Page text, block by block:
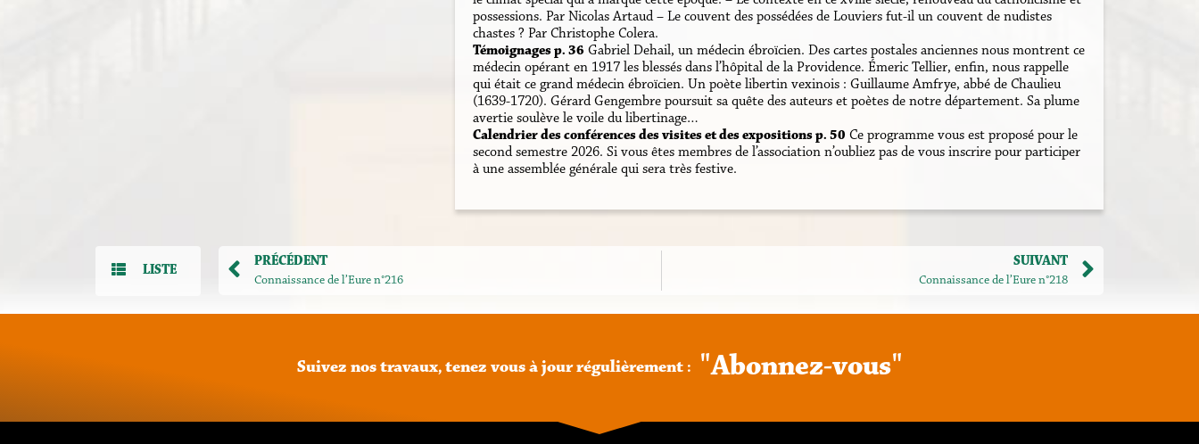
possessions. Par Nicolas Artaud – Le couvent des possédées de Louviers fut-il un couvent de nudistes
chastes ? Par Christophe Colera.
Témoignages p. 36Gabriel Dehail, un médecin ébroïcien. Des cartes postales anciennes nous montrent ce
médecin opérant en 1917 les blessés dans l’hôpital de la Providence. Émeric Tellier, enfin, nous rappelle
qui était ce grand médecin ébroïcien. Un poète libertin vexinois : Guillaume Amfrye, abbé de Chaulieu
(1639-1720). Gérard Gengembre poursuit sa quête des auteurs et poètes de notre département. Sa plume
avertie soulève le voile du libertinage…
Calendrier des conférences des visites et des expositions p. 50 Ce programme vous est proposé pour le
second semestre 2026. Si vous êtes membres de l’association n’oubliez pas de vous inscrire pour participer
à une assemblée générale qui sera très festive.
LISTE
PRÉCÉDENT
Connaissance de l’Eure n°216
SUIVANT
Connaissance de l’Eure n°218
Suivez nos travaux, tenez vous à jour régulièrement : "Abonnez-vous"